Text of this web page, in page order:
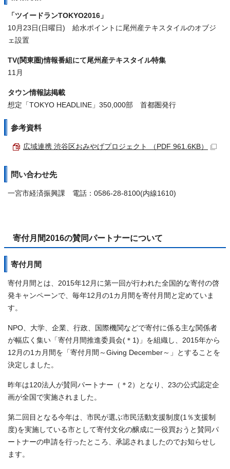
「ツイードランTOKYO2016」
10月23日(日曜日) 給水ポイントに尾州産テキスタイルのオブジ
ェ設置
TV(関東圏)情報番組にて尾州産テキスタイル特集
11月
タウン情報誌掲載
想定「TOKYO HEADLINE」350,000部 首都圏発行
参考資料
広域連携 渋谷区おみやげプロジェクト （PDF 961.6KB）
問い合わせ先
一宮市経済振興課 電話：0586-28-8100(内線1610)
寄付月間2016の賛同パートナーについて
寄付月間
寄付月間とは、2015年12月に第一回が行われた全国的な寄付の啓
発キャンペーンで、毎年12月の1カ月間を寄付月間と定めていま
す。
NPO、大学、企業、行政、国際機関などで寄付に係る主な関係者
が幅広く集い「寄付月間推進委員会(＊1)」を組織し、2015年から
12月の1カ月間を「寄付月間～Giving December～」とすることを
決定しました。
昨年は120法人が賛同パートナー（＊2）となり、23の公式認定企
画が全国で実施されました。
第二回目となる今年は、市民が選ぶ市民活動支援制度(1％支援制
度)を実施している市として寄付文化の醸成に一役買おうと賛同パ
ートナーの申請を行ったところ、承認されましたのでお知らせし
ます。